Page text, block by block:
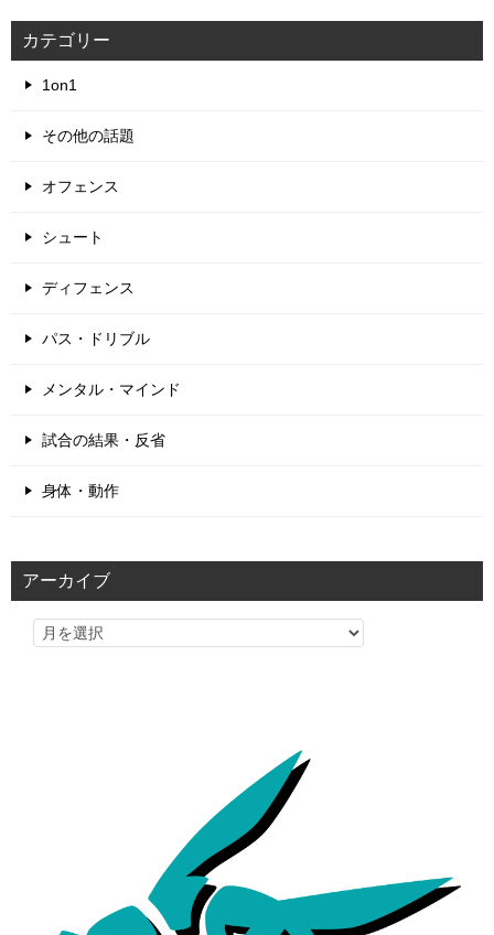
カテゴリー
1on1
その他の話題
オフェンス
シュート
ディフェンス
パス・ドリブル
メンタル・マインド
試合の結果・反省
身体・動作
アーカイブ